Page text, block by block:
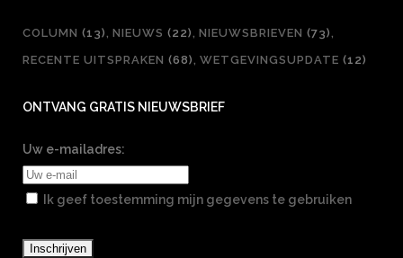
COLUMN (13) NIEUWS (22) NIEUWSBRIEVEN (73)
RECENTE UITSPRAKEN (68) WETGEVINGSUPDATE (12)
ONTVANG GRATIS NIEUWSBRIEF
Uw e-mailadres:
Ik geef toestemming mijn gegevens te gebruiken